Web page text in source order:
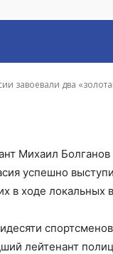
завоевали два
Михаил
успешно
в ходе локальных
лейтенант